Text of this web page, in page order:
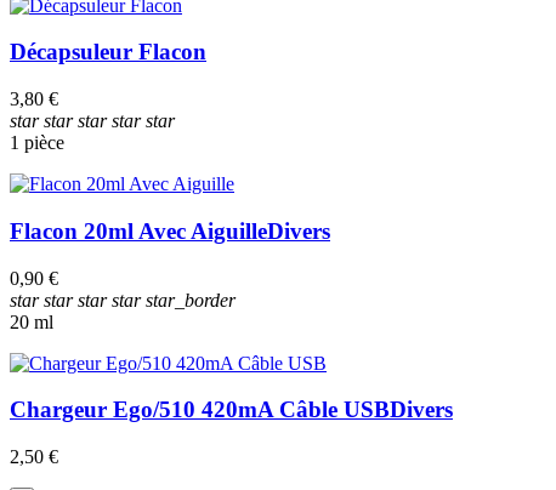
Décapsuleur Flacon
3,80 €
starstarstarstarstar
1 pièce
Flacon 20ml Avec AiguilleDivers
0,90 €
starstarstarstarstar_border
20 ml
Chargeur Ego/510 420mA Câble USBDivers
2,50 €